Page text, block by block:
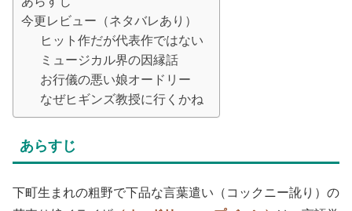
今更レビュー（ネタバレあり）
ヒット作だが代表作ではない
ミュージカル界の因縁話
お行儀の悪い娘オードリー
なぜヒギンズ教授に行くかね
あらすじ
下町生まれの粗野で下品な言葉遣い（コックニー訛り）の